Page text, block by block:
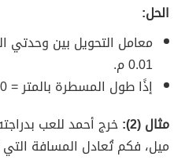
الحل:
0.01 م.
إذًا طول المسطرة بالمتر = 30 × 0.01 = 0.3 م.
مثال (2):
ميل، فكم تُعادل المسافة